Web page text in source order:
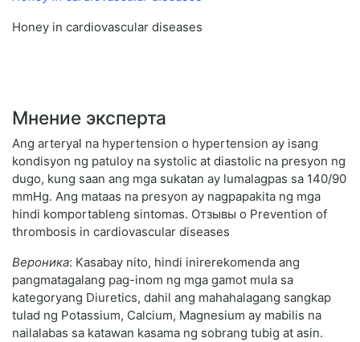
Honey in cardiovascular diseases
Мнение эксперта
Ang arteryal na hypertension o hypertension ay isang
kondisyon ng patuloy na systolic at diastolic na presyon ng
dugo, kung saan ang mga sukatan ay lumalagpas sa 140/90
mmHg. Ang mataas na presyon ay nagpapakita ng mga
hindi komportableng sintomas. Отзывы о Prevention of
thrombosis in cardiovascular diseases
Вероника: Kasabay nito, hindi inirerekomenda ang
pangmatagalang pag-inom ng mga gamot mula sa
kategoryang Diuretics, dahil ang mahahalagang sangkap
tulad ng Potassium, Calcium, Magnesium ay mabilis na
nailalabas sa katawan kasama ng sobrang tubig at asin.